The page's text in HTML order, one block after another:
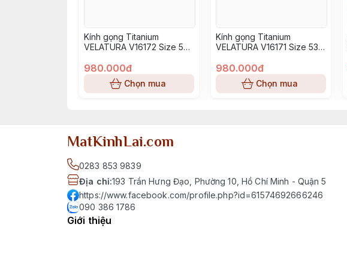
Kính gọng Titanium
VELATURA V16172 Size 52-
980.000đ
Chọn mua
Kính gọng Titanium
VELATURA V16171 Size 53-
980.000đ
Chọn mua
MatKinhLai.com
0283 853 9839
Địa chỉ:193 Trần Hưng Đạo, Phường 10, Hồ Chí Minh - Quận 5
https://www.facebook.com/profile.php?id=61574692666246
090 386 1786
Giới thiệu